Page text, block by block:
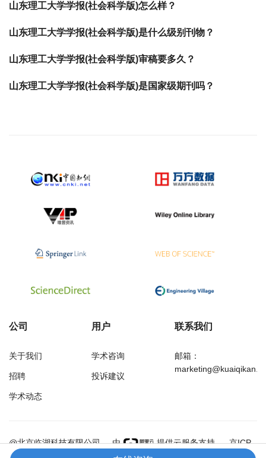
山东理工大学学报(社会科学版)怎么样？
山东理工大学学报(社会科学版)是什么级别刊物？
山东理工大学学报(社会科学版)审稿要多久？
山东理工大学学报(社会科学版)是国家级期刊吗？
公司
关于我们
招聘
学术动态
用户
学术咨询
投诉建议
联系我们
邮箱：
@北京临湖科技有限公司 由 提供云服务支持
京ICP
备18002349号-1